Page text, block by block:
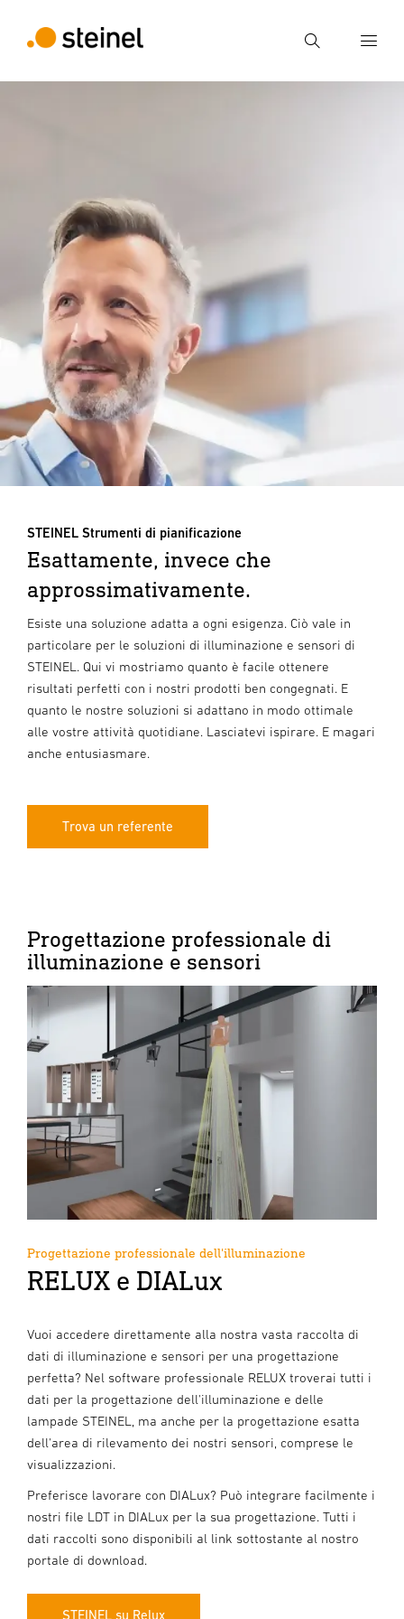
Ricerca
STEINEL Strumenti di pianificazione
Esattamente, invece che
approssimativamente.
Esiste una soluzione adatta a ogni esigenza. Ciò vale in
particolare per le soluzioni di illuminazione e sensori di
STEINEL. Qui vi mostriamo quanto è facile ottenere
risultati perfetti con i nostri prodotti ben congegnati. E
quanto le nostre soluzioni si adattano in modo ottimale
alle vostre attività quotidiane. Lasciatevi ispirare. E magari
anche entusiasmare.
Trova un referente
Progettazione professionale di
illuminazione e sensori
Progettazione professionale dell'illuminazione
RELUX e DIALux
Vuoi accedere direttamente alla nostra vasta raccolta di
dati di illuminazione e sensori per una progettazione
perfetta? Nel software professionale RELUX troverai tutti i
dati per la progettazione dell'illuminazione e delle
lampade STEINEL, ma anche per la progettazione esatta
dell'area di rilevamento dei nostri sensori, comprese le
visualizzazioni.
Preferisce lavorare con DIALux? Può integrare facilmente i
nostri file LDT in DIALux per la sua progettazione. Tutti i
dati raccolti sono disponibili al link sottostante al nostro
portale di download.
STEINEL su Relux